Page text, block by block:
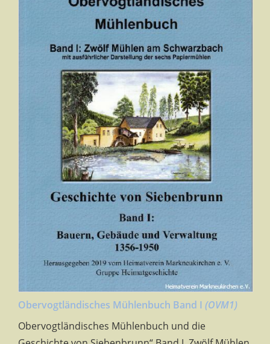
Obervogtländisches Mühlenbuch Band I (OVM1)
Obervogtländisches Mühlenbuch und die